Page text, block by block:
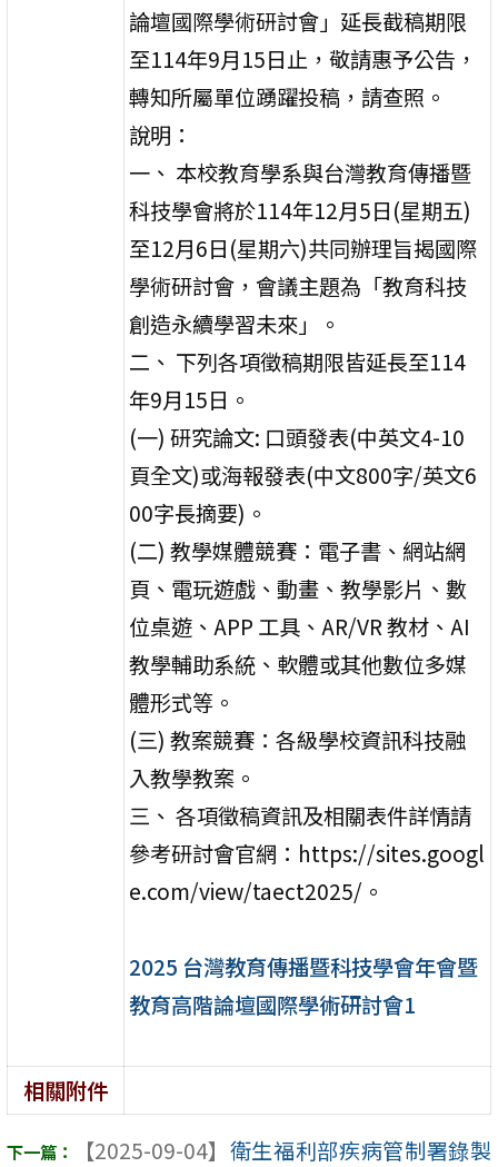
論壇國際學術研討會」延長截稿期限
至114年9月15日止，敬請惠予公告，
轉知所屬單位踴躍投稿，請查照。
說明：
一、 本校教育學系與台灣教育傳播暨
科技學會將於114年12月5日(星期五)
至12月6日(星期六)共同辦理旨揭國際
學術研討會，會議主題為「教育科技
創造永續學習未來」。
二、 下列各項徵稿期限皆延長至114
年9月15日。
(一) 研究論文: 口頭發表(中英文4-10
頁全文)或海報發表(中文800字/英文6
00字長摘要)。
(二) 教學媒體競賽：電子書、網站網
頁、電玩遊戲、動畫、教學影片、數
位桌遊、APP 工具、AR/VR 教材、AI
教學輔助系統、軟體或其他數位多媒
體形式等。
(三) 教案競賽：各級學校資訊科技融
入教學教案。
三、 各項徵稿資訊及相關表件詳情請
參考研討會官網：https://sites.googl
e.com/view/taect2025/。
2025 台灣教育傳播暨科技學會年會暨
教育高階論壇國際學術研討會1
相關附件
【2025-09-04】 衛生福利部疾病管制署錄製